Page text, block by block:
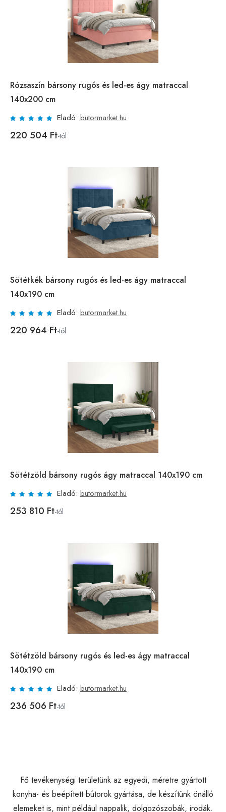
Rózsaszín bársony rugós és led-es ágy matraccal
140x200 cm
Eladó: butormarket.hu
220 504 Ft-tól
Sötétkék bársony rugós és led-es ágy matraccal
140x190 cm
Eladó: butormarket.hu
220 964 Ft-tól
Sötétzöld bársony rugós ágy matraccal 140x190 cm
Eladó: butormarket.hu
253 810 Ft-tól
Sötétzöld bársony rugós és led-es ágy matraccal
140x190 cm
Eladó: butormarket.hu
236 506 Ft-tól
Fő tevékenységi területünk az egyedi, méretre gyártott
konyha- és beépített bútorok gyártása, de készítünk önálló
elemeket is, mint például nappalik, dolgozószobák, irodák.